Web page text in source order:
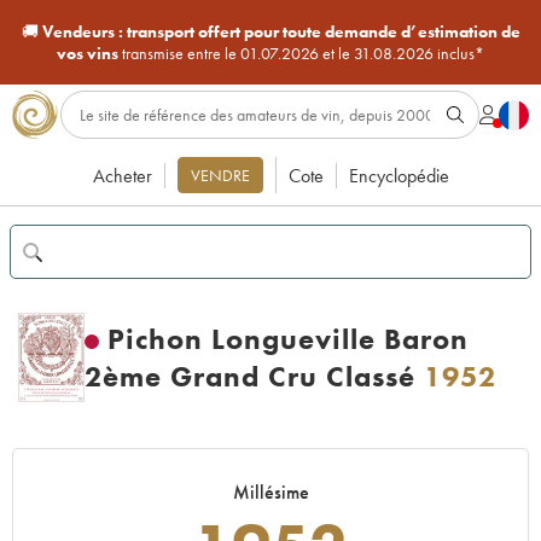
🚚Vendeurs : transport offert pour toute demande d’estimation de
vos vinstransmise entre le 01.07.2026 et le 31.08.2026 inclus*
Acheter VENDRE Cote Encyclopédie
Pichon Longueville Baron
2ème Grand Cru Classé 1952
Millésime